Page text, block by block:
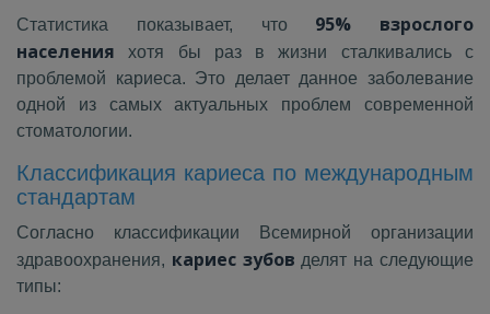
Статистика показывает, что 95% взрослого
населения хотя бы раз в жизни сталкивались с
проблемой кариеса. Это делает данное заболевание
одной из самых актуальных проблем современной
стоматологии.
Классификация кариеса по международным
стандартам
Согласно классификации Всемирной организации
здравоохранения, кариес зубов делят на следующие
типы: